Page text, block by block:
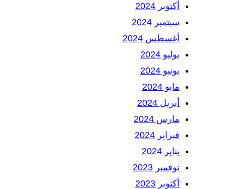
أكتوبر 2024
سبتمبر 2024
أغسطس 2024
يوليو 2024
يونيو 2024
مايو 2024
أبريل 2024
مارس 2024
فبراير 2024
يناير 2024
نوفمبر 2023
أكتوبر 2023